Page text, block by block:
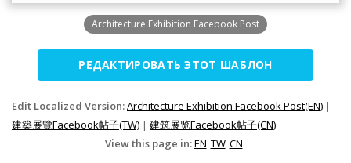
Architecture Exhibition Facebook Post
РЕДАКТИРОВАТЬ ЭТОТ ШАБЛОН
Edit Localized Version:Architecture Exhibition Facebook Post(EN) |
建築展覽Facebook帖子(TW) | 建筑展览Facebook帖子(CN)
View this page in:EN TW CN